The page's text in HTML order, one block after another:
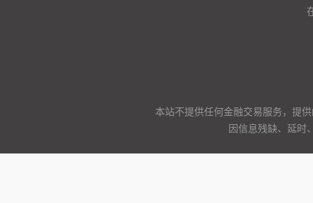
本站不提供任何金融交易服务，提
因信息残缺、延时